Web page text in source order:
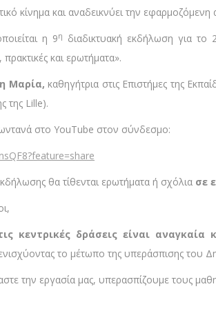
κίνημα και αναδεικνύει την εφαρμοζόμενη
η 9η
διαδικτυακή εκδήλωση για
και ερωτήματα».
Μαρία, καθηγήτρια στις Επιστήμες της
της Lille).
στο YouTube στον σύνδεσμο:
θα τίθενται ερωτήματα ή σχόλια σε
κεντρικές δράσεις είναι αναγκαία
το μέτωπο της υπεράσπισης του
την εργασία μας, υπερασπίζουμε τους